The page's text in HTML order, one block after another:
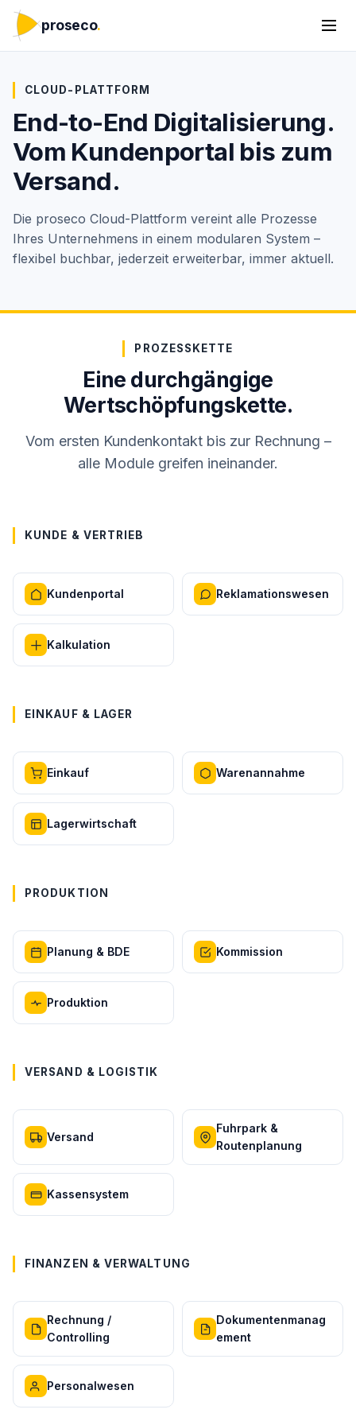
proseco.
CLOUD-PLATTFORM
End-to-End Digitalisierung.
Vom Kundenportal bis zum
Versand.
Die proseco Cloud-Plattform vereint alle Prozesse
Ihres Unternehmens in einem modularen System –
flexibel buchbar, jederzeit erweiterbar, immer aktuell.
PROZESSKETTE
Eine durchgängige
Wertschöpfungskette.
Vom ersten Kundenkontakt bis zur Rechnung –
alle Module greifen ineinander.
KUNDE & VERTRIEB
Kundenportal Reklamationswesen
Kalkulation
EINKAUF & LAGER
Einkauf Warenannahme
Lagerwirtschaft
PRODUKTION
Planung & BDE Kommission
Produktion
VERSAND & LOGISTIK
Versand
Fuhrpark &
Routenplanung
Kassensystem
FINANZEN & VERWALTUNG
Rechnung /
Controlling
Dokumentenmanag
ement
Personalwesen